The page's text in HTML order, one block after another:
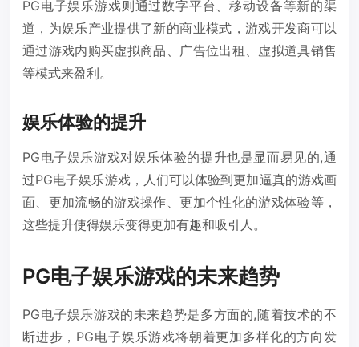
PG电子娱乐游戏则通过数字平台、移动设备等新的渠
道，为娱乐产业提供了新的商业模式，游戏开发商可以
通过游戏内购买虚拟商品、广告位出租、虚拟道具销售
等模式来盈利。
娱乐体验的提升
PG电子娱乐游戏对娱乐体验的提升也是显而易见的,通
过PG电子娱乐游戏，人们可以体验到更加逼真的游戏画
面、更加流畅的游戏操作、更加个性化的游戏体验等，
这些提升使得娱乐变得更加有趣和吸引人。
PG电子娱乐游戏的未来趋势
PG电子娱乐游戏的未来趋势是多方面的,随着技术的不
断进步，PG电子娱乐游戏将朝着更加多样化的方向发